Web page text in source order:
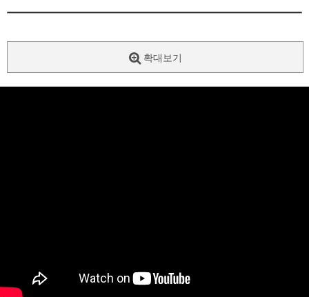
확대보기